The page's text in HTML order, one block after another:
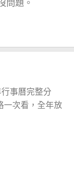
問題。
行事曆完整分
一次看，全年放